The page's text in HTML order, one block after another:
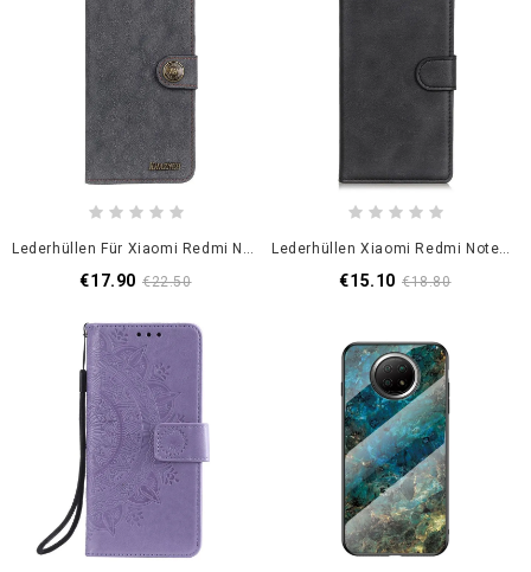
Lederhüllen Für Xiaomi Redmi Note 9 5G / Note 9T 5G Schwarz Khazneh Spaltleder
€17.90 €22.50
Lederhüllen Xiaomi Redmi Note 9 5G / Note 9T 5G Schwarz Retro-Mattledereffekt
€15.10 €18.80